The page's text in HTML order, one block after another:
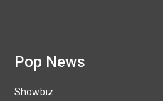
Pop News
Showbiz